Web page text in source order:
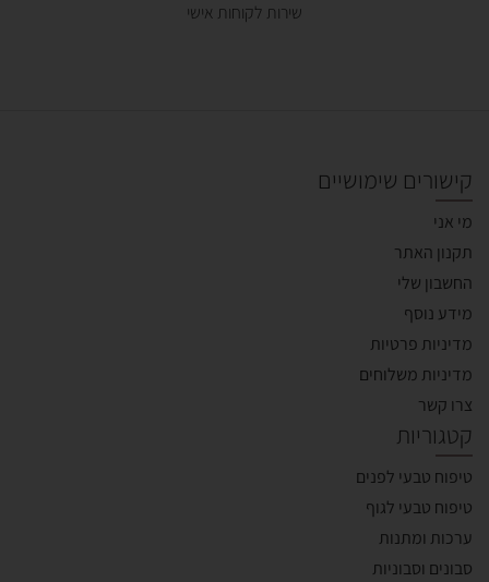
שירות לקוחות אישי
קישורים שימושיים
מי אני
תקנון האתר
החשבון שלי
מידע נוסף
מדיניות פרטיות
מדיניות משלוחים
צרו קשר
קטגוריות
טיפוח טבעי לפנים
טיפוח טבעי לגוף
ערכות ומתנות
סבונים וסבוניות